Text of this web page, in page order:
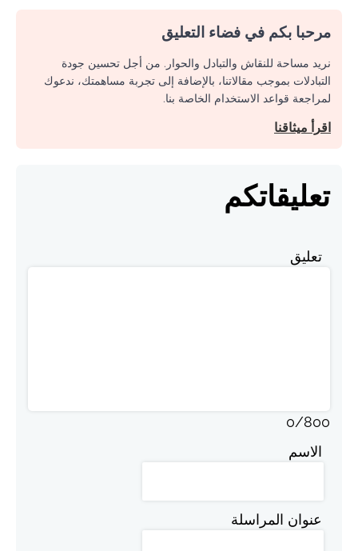
مرحبا بكم في فضاء التعليق
نريد مساحة للنقاش والتبادل والحوار. من أجل تحسين جودة
التبادلات بموجب مقالاتنا، بالإضافة إلى تجربة مساهمتك، ندعوك
لمراجعة قواعد الاستخدام الخاصة بنا.
اقرأ ميثاقنا
تعليقاتكم
تعليق
0/800
الاسم
عنوان المراسلة